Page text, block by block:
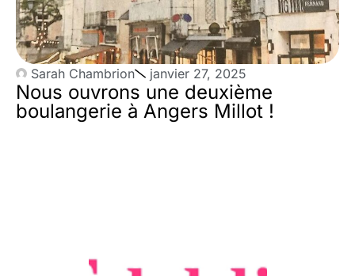
Sarah Chambrion janvier 27, 2025
Nous ouvrons une deuxième
boulangerie à Angers Millot !